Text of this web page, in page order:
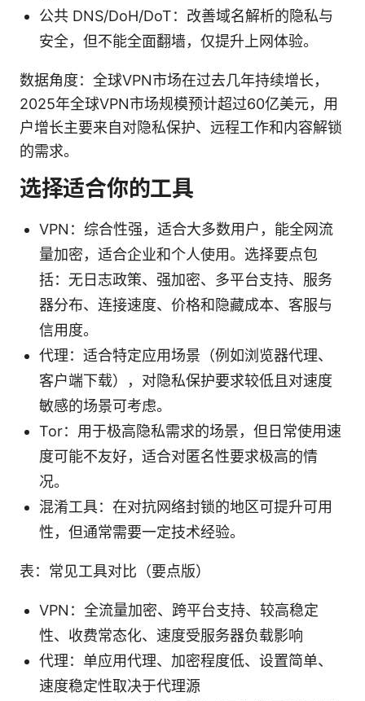
公共 DNS/DoH/DoT：改善域名解析的隐私与
安全，但不能全面翻墙，仅提升上网体验。
数据角度：全球VPN市场在过去几年持续增长，
2025年全球VPN市场规模预计超过60亿美元，用
户增长主要来自对隐私保护、远程工作和内容解锁
的需求。
选择适合你的工具
VPN：综合性强，适合大多数用户，能全网流
量加密，适合企业和个人使用。选择要点包
括：无日志政策、强加密、多平台支持、服务
器分布、连接速度、价格和隐藏成本、客服与
信用度。
代理：适合特定应用场景（例如浏览器代理、
客户端下载），对隐私保护要求较低且对速度
敏感的场景可考虑。
Tor：用于极高隐私需求的场景，但日常使用速
度可能不友好，适合对匿名性要求极高的情
况。
混淆工具：在对抗网络封锁的地区可提升可用
性，但通常需要一定技术经验。
表：常见工具对比（要点版）
VPN：全流量加密、跨平台支持、较高稳定
性、收费常态化、速度受服务器负载影响
代理：单应用代理、加密程度低、设置简单、
速度稳定性取决于代理源